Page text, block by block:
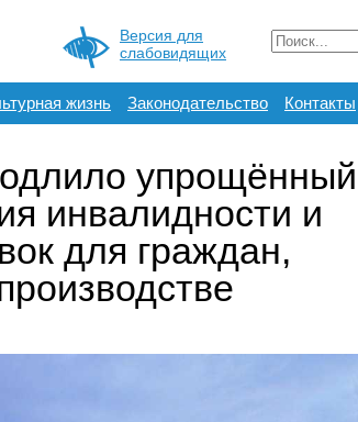
Версия для
слабовидящих
жизнь Законодательство Контакты
упрощённый
инвалидности и
для граждан,